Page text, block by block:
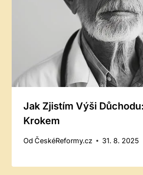
Jak Zjistím Výši
Krokem
Od ČeskéReformy.cz 31. 8. 2025